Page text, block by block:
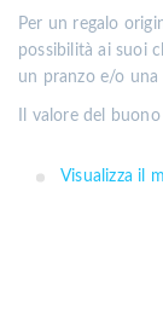
Per un regalo
possibilità ai suoi
un pranzo e/o
Il valore del
Visualizza il